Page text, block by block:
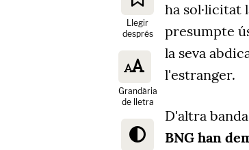
Llegir
després
Grandària
de lletra
ha sol·licitat
presumpte
la seva
l'estranger.
D'altra
BNG han